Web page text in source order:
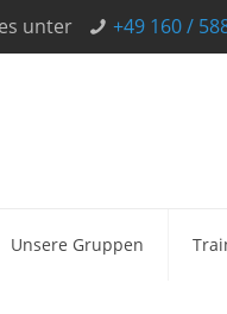
unter +49 160 /
Unsere Gruppen